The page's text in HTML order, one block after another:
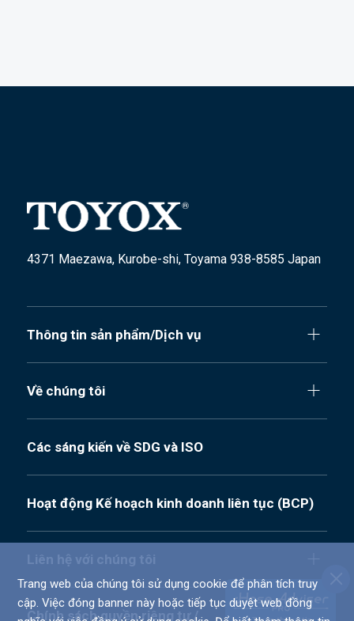
Trang web của chúng tôi sử dụng cookie để phân tích truy
cập. Việc đóng banner này hoặc tiếp tục duyệt web đồng
4371 Maezawa, Kurobe-shi, Toyama 938-8585 Japan
Thông tin sản phẩm/Dịch vụ
Về chúng tôi
Các sáng kiến về SDG và ISO
Hoạt động Kế hoạch kinh doanh liên tục (BCP)
Liên hệ với chúng tôi
Chính sách quyền riêng tư /